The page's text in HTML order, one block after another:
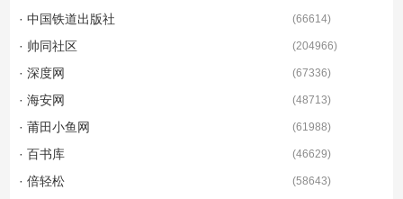
· 中国铁道出版社 (66614)
· 帅同社区 (204966)
· 深度网 (67336)
· 海安网 (48713)
· 莆田小鱼网 (61988)
· 百书库 (46629)
· 倍轻松 (58643)